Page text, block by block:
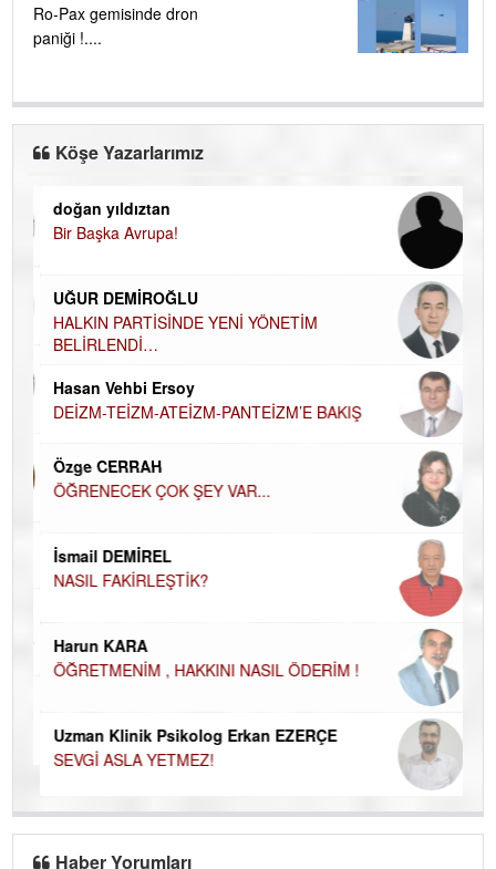
Ro-Pax gemisinde dron
paniği !....
Köşe Yazarlarımız
doğan yıldıztan
Bir Başka Avrupa!
UĞUR DEMİROĞLU
HALKIN PARTİSİNDE YENİ YÖNETİM
BELİRLENDİ…
Hasan Vehbi Ersoy
DEİZM-TEİZM-ATEİZM-PANTEİZM’E BAKIŞ
Özge CERRAH
ÖĞRENECEK ÇOK ŞEY VAR...
İsmail DEMİREL
NASIL FAKİRLEŞTİK?
Harun KARA
ÖĞRETMENİM , HAKKINI NASIL ÖDERİM !
Uzman Klinik Psikolog Erkan EZERÇE
SEVGİ ASLA YETMEZ!
Haber Yorumları